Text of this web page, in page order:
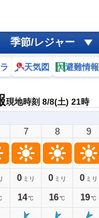
季節/レジャー
天気図 避難情報
現地時刻 8/8(土) 21時
7
0 ミリ
14℃
8
0 ミリ
16℃
9
0 ミリ
19℃